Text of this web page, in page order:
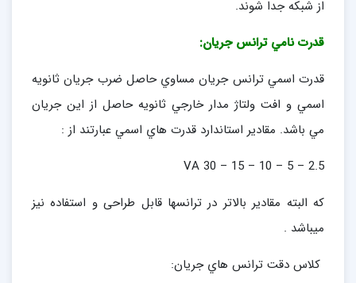
از شبكه جدا شوند.
قدرت نامي ترانس جريان:
قدرت اسمي ترانس جريان مساوي حاصل ضرب جريان ثانويه
اسمي و افت ولتاژ مدار خارجي ثانويه حاصل از اين جريان
مي باشد. مقادير استاندارد قدرت هاي اسمي عبارتند از :
2.5 – 5 – 10 – 15 – 30 VA
که البته مقادیر بالاتر در ترانسها قابل طراحی و استفاده نیز
میباشد .
كلاس دقت ترانس هاي جريان: